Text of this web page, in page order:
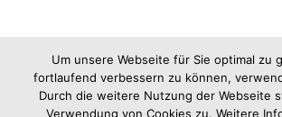
Um unsere Webseite für Sie optimal zu
fortlaufend verbessern zu können,
Durch die weitere Nutzung der Webseite
Verwendung von Cookies zu. Weitere